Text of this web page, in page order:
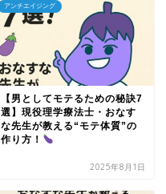
アンチエイジング
【男としてモテるための秘訣7
選】現役理学療法士・おなす
な先生が教える“モテ体質”の
作り方！
2025年8月1日